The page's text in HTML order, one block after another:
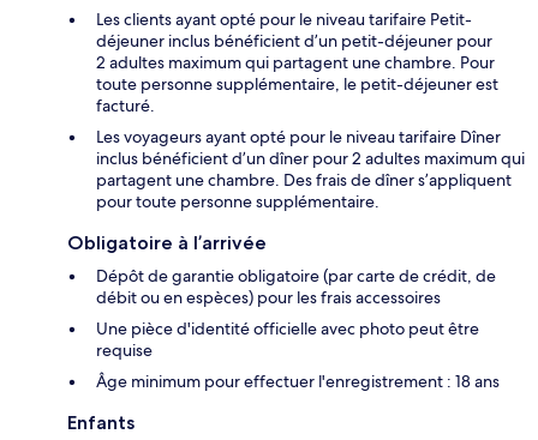
Les clients ayant opté pour le niveau tarifaire Petit-
déjeuner inclus bénéficient d’un petit-déjeuner pour
2 adultes maximum qui partagent une chambre. Pour
toute personne supplémentaire, le petit-déjeuner est
facturé.
Les voyageurs ayant opté pour le niveau tarifaire Dîner
inclus bénéficient d’un dîner pour 2 adultes maximum qui
partagent une chambre. Des frais de dîner s’appliquent
pour toute personne supplémentaire.
Obligatoire à l’arrivée
Dépôt de garantie obligatoire (par carte de crédit, de
débit ou en espèces) pour les frais accessoires
Une pièce d'identité officielle avec photo peut être
requise
Âge minimum pour effectuer l'enregistrement : 18 ans
Enfants